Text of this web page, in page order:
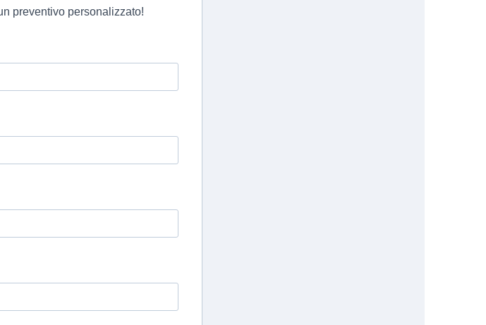
preventivo personalizzato!